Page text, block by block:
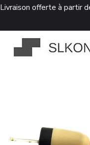
Livraison offerte à partir